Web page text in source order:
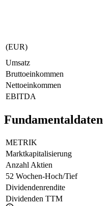
(EUR)
Umsatz
Bruttoeinkommen
Nettoeinkommen
EBITDA
Fundamentaldaten
METRIK
Marktkapitalisierung
Anzahl Aktien
52 Wochen-Hoch/Tief
Dividendenrendite
Dividenden TTM